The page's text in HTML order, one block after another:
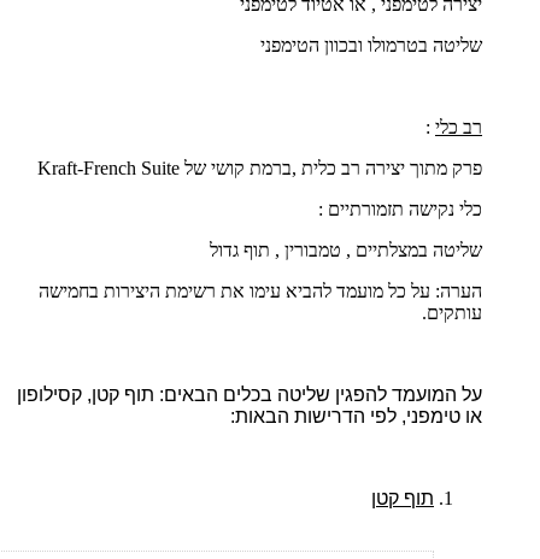
שליטה בטרמולו ובכוון הטימפני
רב כלי :
פרק מתוך יצירה רב כלית ,ברמת קושי של French Suite
-
Kraft
כלי נקישה תזמורתיים :
שליטה במצלתיים , טמבורין , תוף גדול
הערה: על כל מועמד להביא עימו את רשימת היצירות בחמישה
עותקים.
על המועמד להפגין שליטה בכלים הבאים: תוף קטן, קסילופון
או טימפני, לפי הדרישות הבאות:
תוף קטן